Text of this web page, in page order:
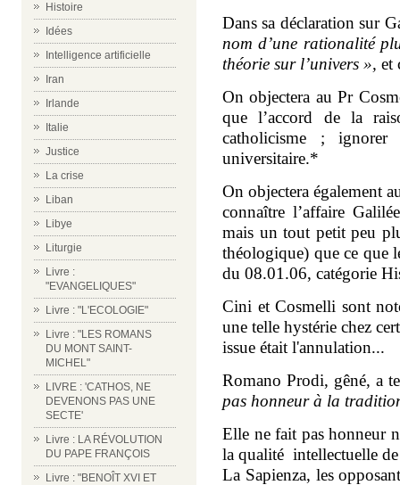
Histoire
Idées
Intelligence artificielle
Iran
Irlande
Italie
Justice
La crise
Liban
Libye
Liturgie
Livre :
"EVANGELIQUES"
Livre : "L'ECOLOGIE"
Livre : "LES ROMANS
DU MONT SAINT-
MICHEL"
LIVRE : 'CATHOS, NE
DEVENONS PAS UNE
SECTE'
Livre : LA RÉVOLUTION
DU PAPE FRANÇOIS
Livre : "BENOÎT XVI ET
Dans sa déclaration sur
nom d’une rationalité
théorie sur l’univers », et
On objectera au Pr
que l’accord de la
catholicisme ;
universitaire.*
On objectera également
connaître l’affaire Galilée
mais un tout petit peu
théologique) que ce que
du 08.01.06, catégorie
Cini et Cosmelli sont
une telle hystérie chez
issue était l'annulation...
Romano Prodi, gêné, a
pas honneur à la
Elle ne fait pas honneur
la qualité intellectuelle
La Sapienza, les